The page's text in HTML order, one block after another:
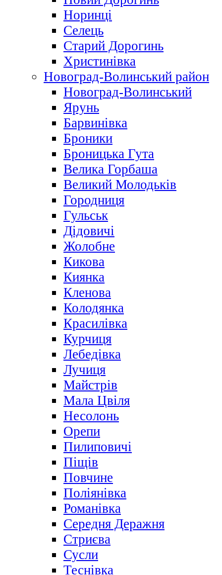
Норинці
Селець
Старий Дорогинь
Христинівка
Новоград-Волинський район
Новоград-Волинський
Ярунь
Барвинівка
Броники
Броницька Гута
Велика Горбаша
Великий Молодьків
Городниця
Гульськ
Дідовичі
Жолобне
Кикова
Киянка
Кленова
Колодянка
Красилівка
Курчиця
Лебедівка
Лучиця
Майстрів
Мала Цвіля
Несолонь
Орепи
Пилиповичі
Піщів
Повчине
Поліянівка
Романівка
Середня Деражня
Стриєва
Сусли
Теснівка